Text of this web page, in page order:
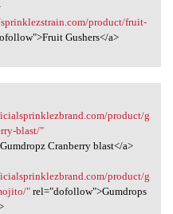
product/fruit-
Gushers</a>
product/g
blast/"
Cranberry blast</a>
product/g
"rel="dofollow">Gumdrops